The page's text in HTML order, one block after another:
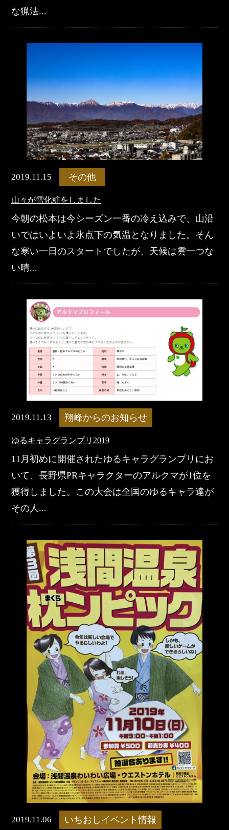
な猟法...
2019.11.15 その他
山々が雪化粧をしました
今朝の松本は今シーズン一番の冷え込みで、山沿
いではいよいよ氷点下の気温となりました。そん
な寒い一日のスタートでしたが、天候は雲一つな
い晴...
2019.11.13 翔峰からのお知らせ
ゆるキャラグランプリ2019
11月初めに開催されたゆるキャラグランプリにお
いて、長野県PRキャラクターのアルクマが1位を
獲得しました。この大会は全国のゆるキャラ達が
その人...
2019.11.06 いちおしイベント情報